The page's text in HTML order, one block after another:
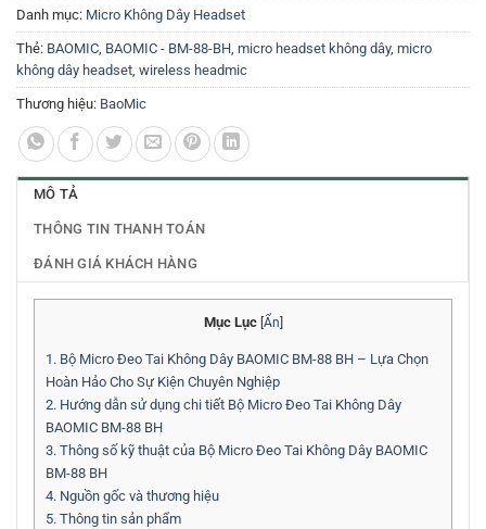
Danh mục: Micro Không Dây Headset
Thẻ: BAOMIC BAOMIC - BM-88-BH micro headset không dây, micro
không dây headset wireless headmic
Thương hiệu: BaoMic
MÔ TẢ
THÔNG TIN THANH TOÁN
ĐÁNH GIÁ KHÁCH HÀNG
Mục Lục Ẩn
1. Bộ Micro Đeo Tai Không Dây BAOMIC BM-88 BH – Lựa Chọn
Hoàn Hảo Cho Sự Kiện Chuyên Nghiệp
2. Hướng dẫn sử dụng chi tiết Bộ Micro Đeo Tai Không Dây
BAOMIC BM-88 BH
3. Thông số kỹ thuật của Bộ Micro Đeo Tai Không Dây BAOMIC
BM-88 BH
4. Nguồn gốc và thương hiệu
5. Thông tin sản phẩm